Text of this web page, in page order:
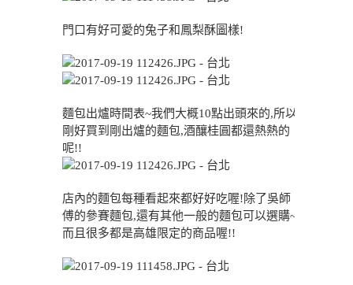
門口有好可愛的兔子和鳳梨酥圖樣!
麵包出爐時間表~我們大概10點出頭來的,所以
剛好買到剛出爐的麵包,酒釀桂圓都還熱熱的
呢!!
店內的麵包每種看起來都好好吃喔!除了吳師
傅的參賽麵包,還有其他一般的麵包可以選購~
而且很多都是高雄限定的商品喔!!